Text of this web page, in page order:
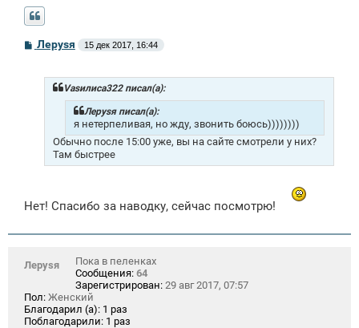
С
о
Лeрysя 15 дек 2017, 16:44
Vasилиса322 писал(а):
Лeрysя писал(а):
я нетерпеливая, но жду, звонить боюсь))))))))
Обычно после 15:00 уже, вы на сайте смотрели у них?
Там быстрее
Нет! Спасибо за наводку, сейчас посмотрю!
Лeрysя
Пока в пеленках
Сообщения: 64
Зарегистрирован: 29 авг 2017, 07:57
Пол: Женский
Благодарил (а): 1 раз
Поблагодарили: 1 раз